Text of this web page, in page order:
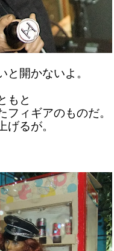
開かないよ。
もと
ィギアのものだ。
るが。